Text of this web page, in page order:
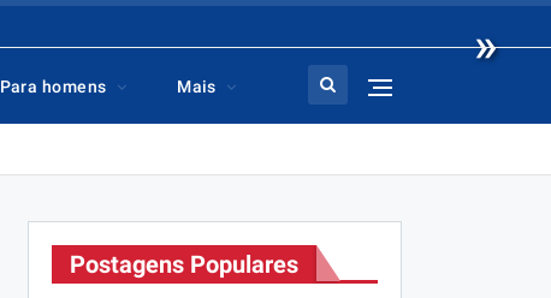
»
Para homens Mais
Postagens Populares